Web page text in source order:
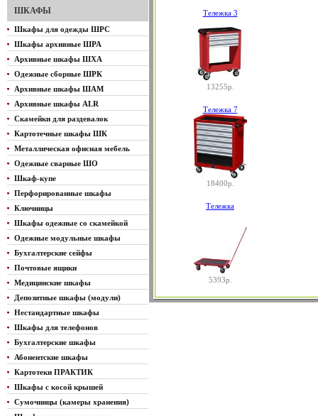
ШКАФЫ
Шкафы для одежды ШРС
Шкафы архивные ШРА
Архивные шкафы ШХА
Одежные сборные ШРК
Архивные шкафы ШАМ
Архивные шкафы ALR
Скамейки для раздевалок
Картотечные шкафы ШК
Металлическая офисная мебель
Одежные сварные ШО
Шкаф-купе
Перфорированные шкафы
Ключницы
Шкафы одежные со скамейкой
Одежные модульные шкафы
Бухгалтерские сейфы
Почтовые ящики
Медицинские шкафы
Депозитные шкафы (модули)
Нестандартные шкафы
Шкафы для телефонов
Бухгалтерские шкафы
Абонентские шкафы
Картотеки ПРАКТИК
Шкафы с косой крышей
Сумочницы (камеры хранения)
Тележка 3
13255р.
Тележка 7
18400р.
Тележка
5393р.